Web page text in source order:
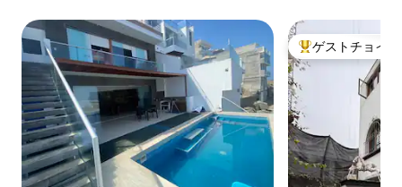
大好評のゲスト
ゲストチョイス